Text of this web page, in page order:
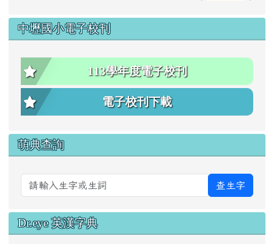
中壢國小電子校刊
113學年度電子校刊
電子校刊下載
萌典查詢
查生字
Dr.eye 英漢字典